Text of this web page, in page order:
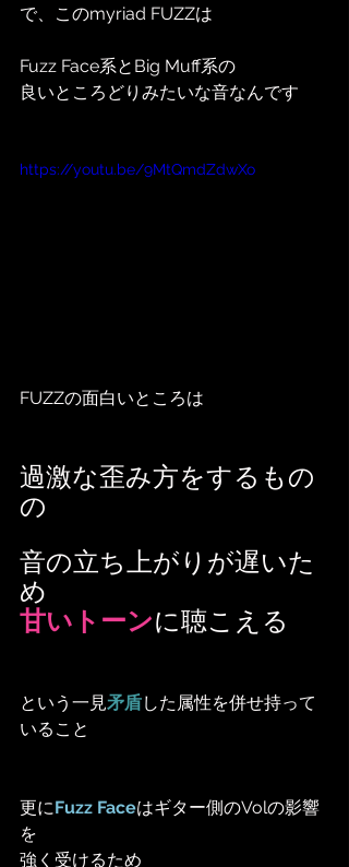
で、このmyriad FUZZは
Fuzz Face系とBig Muff系の
良いところどりみたいな音なんです
https://youtu.be/9MtQmdZdwXo
FUZZの面白いところは
過激な歪み方をするもの
の
音の立ち上がりが遅いた
め
甘いトーンに聴こえる
という一見矛盾した属性を併せ持って
いること
更にFuzz Faceはギター側のVolの影響
を
強く受けるため